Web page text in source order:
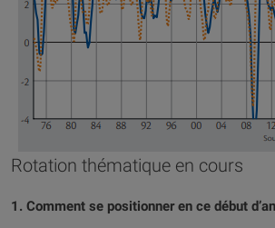
Rotation thématique en cours
1. Comment se positionner en ce début